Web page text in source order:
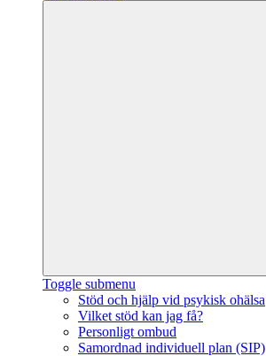
Toggle submenu
Stöd och hjälp vid psykisk ohälsa
Vilket stöd kan jag få?
Personligt ombud
Samordnad individuell plan (SIP)